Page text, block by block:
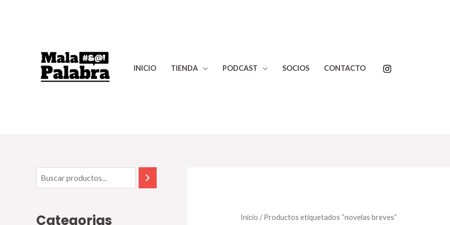
INICIO TIENDA PODCAST SOCIOS CONTACTO
Categorias Inicio / Productos etiquetados “novelas breves”